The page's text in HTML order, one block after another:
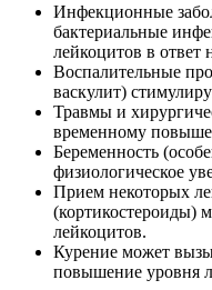
Инфекционные
бактериальные
лейкоцитов в ответ
Воспалительные
васкулит)
Травмы и
временному
Беременность
физиологическое
Прием некоторых
(кортикостероиды)
лейкоцитов.
Курение может
повышение уровня